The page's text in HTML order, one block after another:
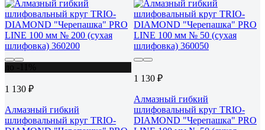
1 130 ₽
Алмазный гибкий
шлифовальный круг TRIO-
1 130 ₽
Алмазный гибкий
шлифовальный круг TRIO-
DIAMOND "Черепашка" PRO